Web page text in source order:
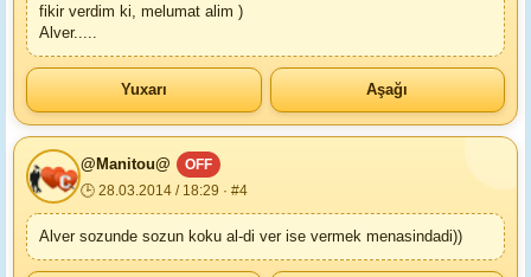
fikir verdim ki, melumat alim )
Alver.....
Yuxarı Aşağı
@Manitou@
OFF
🕒 28.03.2014 / 18:29 · #4
Alver sozunde sozun koku al-di ver ise vermek menasindadi))